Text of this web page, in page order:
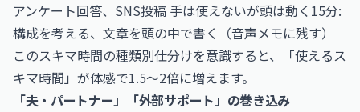
アンケート回答、SNS投稿 手は使えないが頭は動く15分:
構成を考える、文章を頭の中で書く（音声メモに残す）
このスキマ時間の種類別仕分けを意識すると、「使えるス
キマ時間」が体感で1.5〜2倍に増えます。
「夫・パートナー」「外部サポート」の巻き込み